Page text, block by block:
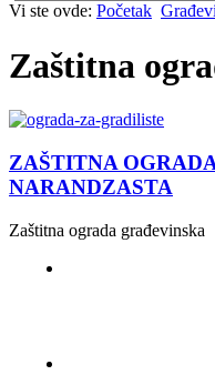
Vi ste ovde: Početak
Zaštitna
ZAŠTITNA
NARANDZASTA
Zaštitna ograda građevinska